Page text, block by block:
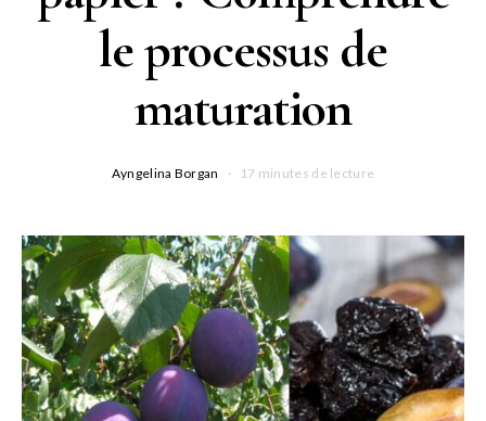
le processus de
maturation
Ayngelina Borgan 17 minutes de lecture